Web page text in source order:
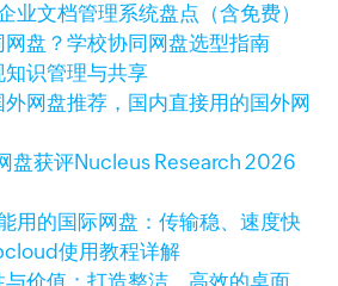
业文档管理系统盘点（含免费）
盘？学校协同网盘选型指南
识管理与共享
网盘推荐，国内直接用的国外网
盘获评Nucleus Research 2026
用的国际网盘：传输稳、速度快
使用教程详解
价值：打造整洁、高效的桌面